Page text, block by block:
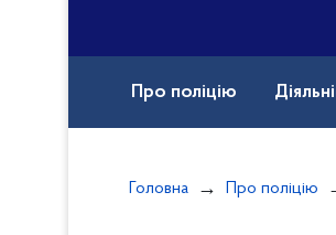
Про поліцію
Головна Про поліцію